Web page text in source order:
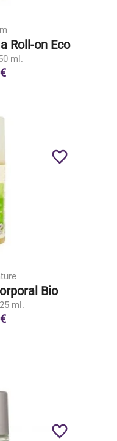
Roll-on Eco
ml.
Bio
ml.
favorite_border
favorite_border